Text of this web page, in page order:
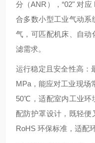
分（ANR），“02" 对
合多数小型工业气动系
气，可匹配机床、自动
滤需求。
运行稳定且安全性高：
MPa，能应对工业现场
50℃，适配室内工业环
配防护罩设计，既轻便
RoHS 环保标准，适配